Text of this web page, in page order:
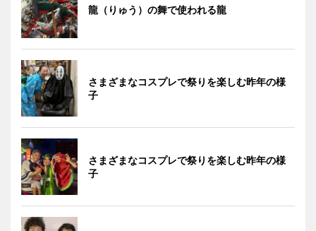
龍（りゅう）の舞で使われる龍
さまざまなコスプレで祭りを楽しむ昨年の様
子
さまざまなコスプレで祭りを楽しむ昨年の様
子